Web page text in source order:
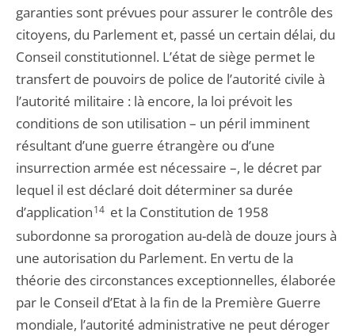
garanties sont prévues pour assurer le contrôle des
citoyens, du Parlement et, passé un certain délai, du
Conseil constitutionnel. L’état de siège permet le
transfert de pouvoirs de police de l’autorité civile à
l’autorité militaire : là encore, la loi prévoit les
conditions de son utilisation – un péril imminent
résultant d’une guerre étrangère ou d’une
insurrection armée est nécessaire –, le décret par
lequel il est déclaré doit déterminer sa durée
d’application14et la Constitution de 1958
subordonne sa prorogation au-delà de douze jours à
une autorisation du Parlement. En vertu de la
théorie des circonstances exceptionnelles, élaborée
par le Conseil d’Etat à la fin de la Première Guerre
mondiale, l’autorité administrative ne peut déroger